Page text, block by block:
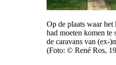
Op de plaats waar
had moeten komen te
de caravans van (ex-
(Foto: © René Ros,